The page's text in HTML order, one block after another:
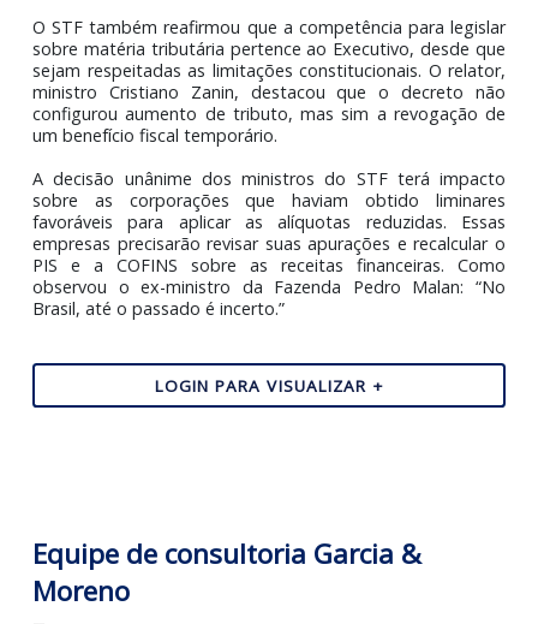
então ministro Ricardo Lewandowski concedeu
suspendendo decisões judiciais que afastaram a
do novo decreto. Essa liminar foi confirmada pelo
Ao julgar o mérito em 11 de outubro de 2024, os
do STF concluíram que o restabelecimento das
não gerou insegurança jurídica, uma vez que a
2022 não teve vigência significativa.
O STF também reafirmou que a competência para
sobre matéria tributária pertence ao Executivo, desde
sejam respeitadas as limitações constitucionais. O
ministro Cristiano Zanin, destacou que o decreto
um benefício fiscal temporário.
observou o ex-ministro da Fazenda Pedro Malan:
Brasil, até o passado é incerto.”